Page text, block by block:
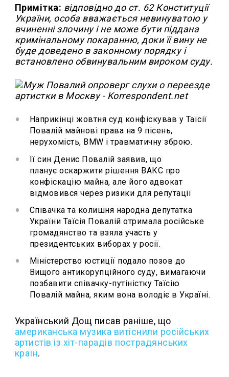
Примітка: відповідно до ст. 62 Конституції
України, особа вважається невинуватою у
вчиненні злочину і не може бути піддана
кримінальному покаранню, доки її вину не
буде доведено в законному порядку і
встановлено обвинувальним вироком суду.
Наприкінці жовтня суд конфіскував у Таїсії
Повалій майнові права на 9 пісень,
нерухомість, BMW і травматичну зброю.
Її син Денис Повалій заявив, що
планує оскаржити рішення ВАКС про
конфіскацію майна, але його адвокат
відмовився через ризики для репутації
Співачка та колишня народна депутатка
України Таїсія Повалій отримала російське
громадянство та взяла участь у
президентських виборах у росії.
Міністерство юстиції подало позов до
Вищого антикорупційного суду, вимагаючи
позбавити співачку-путіністку Таїсію
Повалій майна, яким вона володіє в Україні.
Український Дощ писав раніше, що
американська музика витіснили російських
артистів із хіт-парадів пострадянських
країн.